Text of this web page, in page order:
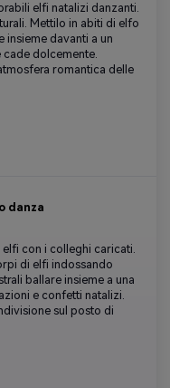
elfi natalizi danzanti.
Mettilo in abiti di elfo
insieme davanti a un
dolcemente.
romantica delle
danza
con i colleghi caricati.
di elfi indossando
ballare insieme a una
e confetti natalizi.
sul posto di